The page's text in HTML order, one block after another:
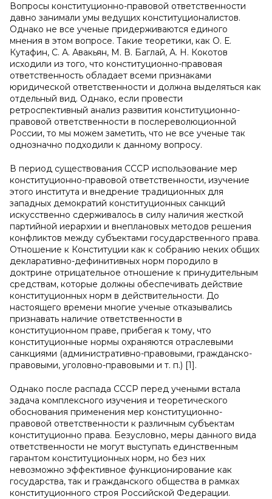
Вопросы конституционно-правовой ответственности
давно занимали умы ведущих конституционалистов.
Однако не все ученые придерживаются единого
мнения в этом вопросе. Такие теоретики, как О. Е.
Кутафин, С. А. Авакьян, М. В. Баглай, А. Н. Кокотов
исходили из того, что конституционно-правовая
ответственность обладает всеми признаками
юридической ответственности и должна выделяться как
отдельный вид. Однако, если провести
ретроспективный анализ развития конституционно-
правовой ответственности в послереволюционной
России, то мы можем заметить, что не все ученые так
однозначно подходили к данному вопросу.
В период существования СССР использование мер
конституционно-правовой ответственности, изучение
этого института и внедрение традиционных для
западных демократий конституционных санкций
искусственно сдерживалось в силу наличия жесткой
партийной иерархии и внеплановых методов решения
конфликтов между субъектами государственного права.
Отношение к Конституции как к собранию неких общих
декларативно-дефинитивных норм породило в
доктрине отрицательное отношение к принудительным
средствам, которые должны обеспечивать действие
конституционных норм в действительности. До
настоящего времени многие ученые отказывались
признавать наличие ответственности в
конституционном праве, прибегая к тому, что
конституционные нормы охраняются отраслевыми
санкциями (административно-правовыми, гражданско-
правовыми, уголовно-правовыми и т. п.) [1].
Однако после распада СССР перед учеными встала
задача комплексного изучения и теоретического
обоснования применения мер конституционно-
правовой ответственности к различным субъектам
конституционно права. Безусловно, меры данного вида
ответственности не могут выступать единственным
гарантом конституционных норм, но без них
невозможно эффективное функционирование как
государства, так и гражданского общества в рамках
конституционного строя Российской Федерации.